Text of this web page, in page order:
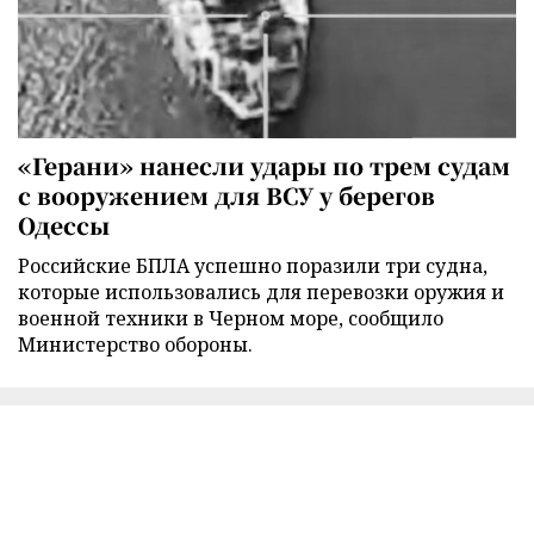
«Герани» нанесли удары по трем судам
с вооружением для ВСУ у берегов
Одессы
Российские БПЛА успешно поразили три судна,
которые использовались для перевозки оружия и
военной техники в Черном море, сообщило
Министерство обороны.